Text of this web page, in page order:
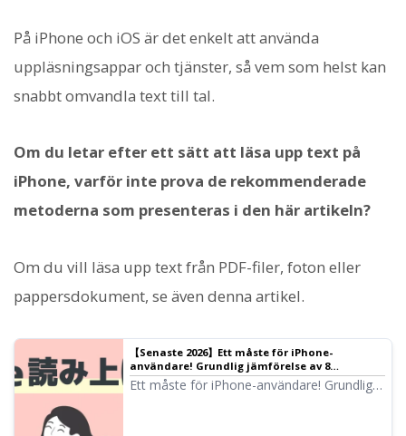
På iPhone och iOS är det enkelt att använda
uppläsningsappar och tjänster, så vem som helst kan
snabbt omvandla text till tal.
Om du letar efter ett sätt att läsa upp text på
iPhone, varför inte prova de rekommenderade
metoderna som presenteras i den här artikeln?
Om du vill läsa upp text från PDF-filer, foton eller
pappersdokument, se även denna artikel.
【Senaste 2026】Ett måste för iPhone-
användare! Grundlig jämförelse av 8
rekommenderade appar för automatisk
textuppläsning
Ett måste för iPhone-användare! Grundlig